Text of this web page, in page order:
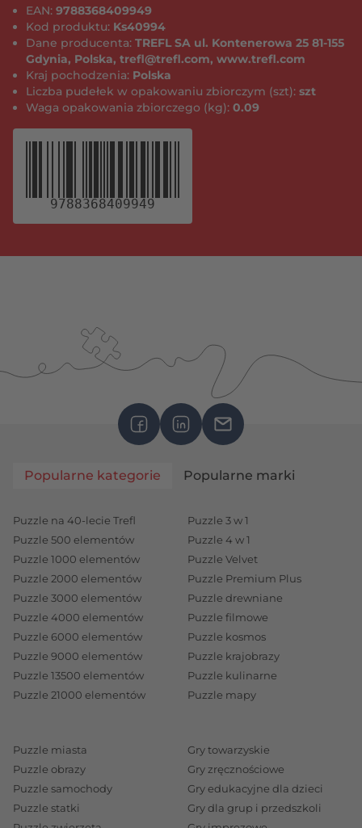
EAN: 9788368409949
Kod produktu: Ks40994
Dane producenta: TREFL SA ul. Kontenerowa 25 81-155
Gdynia, Polska, trefl@trefl.com, www.trefl.com
Kraj pochodzenia: Polska
Liczba pudełek w opakowaniu zbiorczym (szt): szt
Waga opakowania zbiorczego (kg): 0.09
9788368409949
Popularne kategorie Popularne marki
Puzzle na 40-lecie Trefl
Puzzle 500 elementów
Puzzle 1000 elementów
Puzzle 2000 elementów
Puzzle 3000 elementów
Puzzle 4000 elementów
Puzzle 6000 elementów
Puzzle 9000 elementów
Puzzle 13500 elementów
Puzzle 21000 elementów
Puzzle 3 w 1
Puzzle 4 w 1
Puzzle Velvet
Puzzle Premium Plus
Puzzle drewniane
Puzzle filmowe
Puzzle kosmos
Puzzle krajobrazy
Puzzle kulinarne
Puzzle mapy
Puzzle miasta
Puzzle obrazy
Puzzle samochody
Puzzle statki
Gry towarzyskie
Gry zręcznościowe
Gry edukacyjne dla dzieci
Gry dla grup i przedszkoli